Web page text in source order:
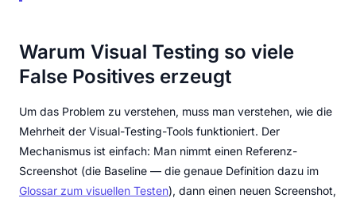
Warum Visual Testing so viele
False Positives erzeugt
Um das Problem zu verstehen, muss man verstehen, wie die
Mehrheit der Visual-Testing-Tools funktioniert. Der
Mechanismus ist einfach: Man nimmt einen Referenz-
Screenshot (die Baseline — die genaue Definition dazu im
Glossar zum visuellen Testen), dann einen neuen Screenshot,